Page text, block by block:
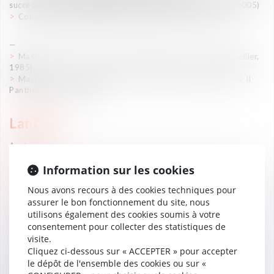
Distinctions
(Vaughan Avocats est présent dans les classements Décideurs depuis
2015)
successivement chez Magellan et Falque & Associés, 1995-2005)
Conseiller juridique (Coopers & Lybrand, 1987-1992)
—
Master 2 Droit des sociétés (DJCE) (Université de Montpellier,
1985)
Master 2 Droit des affaires et fiscalité (Université de Paris-II
Panthéon-Assas, 1983)
Langues
Anglais
Information sur les cookies
Nous avons recours à des cookies techniques pour
assurer le bon fonctionnement du site, nous
utilisons également des cookies soumis à votre
consentement pour collecter des statistiques de
visite.
Cliquez ci-dessous sur « ACCEPTER » pour accepter
le dépôt de l'ensemble des cookies ou sur «